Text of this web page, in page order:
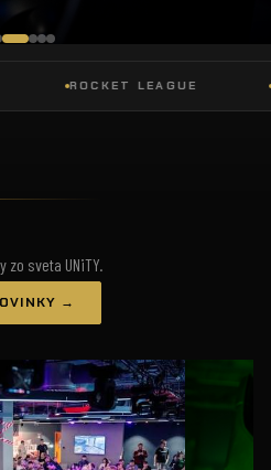
ROCKET LEAGUE
sveta UNiTY.
→